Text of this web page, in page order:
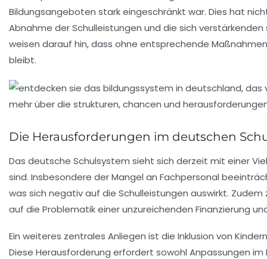
Bildungsangeboten stark eingeschränkt war. Dies hat
Abnahme der Schulleistungen und die sich
weisen darauf hin, dass ohne entsprechende
bleibt.
Die Herausforderungen im deutschen
Das deutsche Schulsystem sieht sich derzeit mit einer
sind. Insbesondere derMangel an Fachpersonal
was sich negativ auf die Schulleistungen auswirkt. Zudem
auf die Problematik einer unzureichenden Finanzierung
Ein weiteres zentrales Anliegen ist die Inklusion von
Diese Herausforderung erfordert sowohl Anpassungen